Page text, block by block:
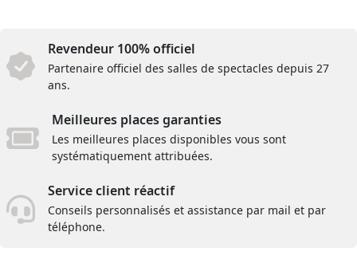
Revendeur 100% officiel
Partenaire officiel des salles de spectacles depuis 27
ans.
Meilleures places garanties
Les meilleures places disponibles vous sont
systématiquement attribuées.
Service client réactif
Conseils personnalisés et assistance par mail et par
téléphone.